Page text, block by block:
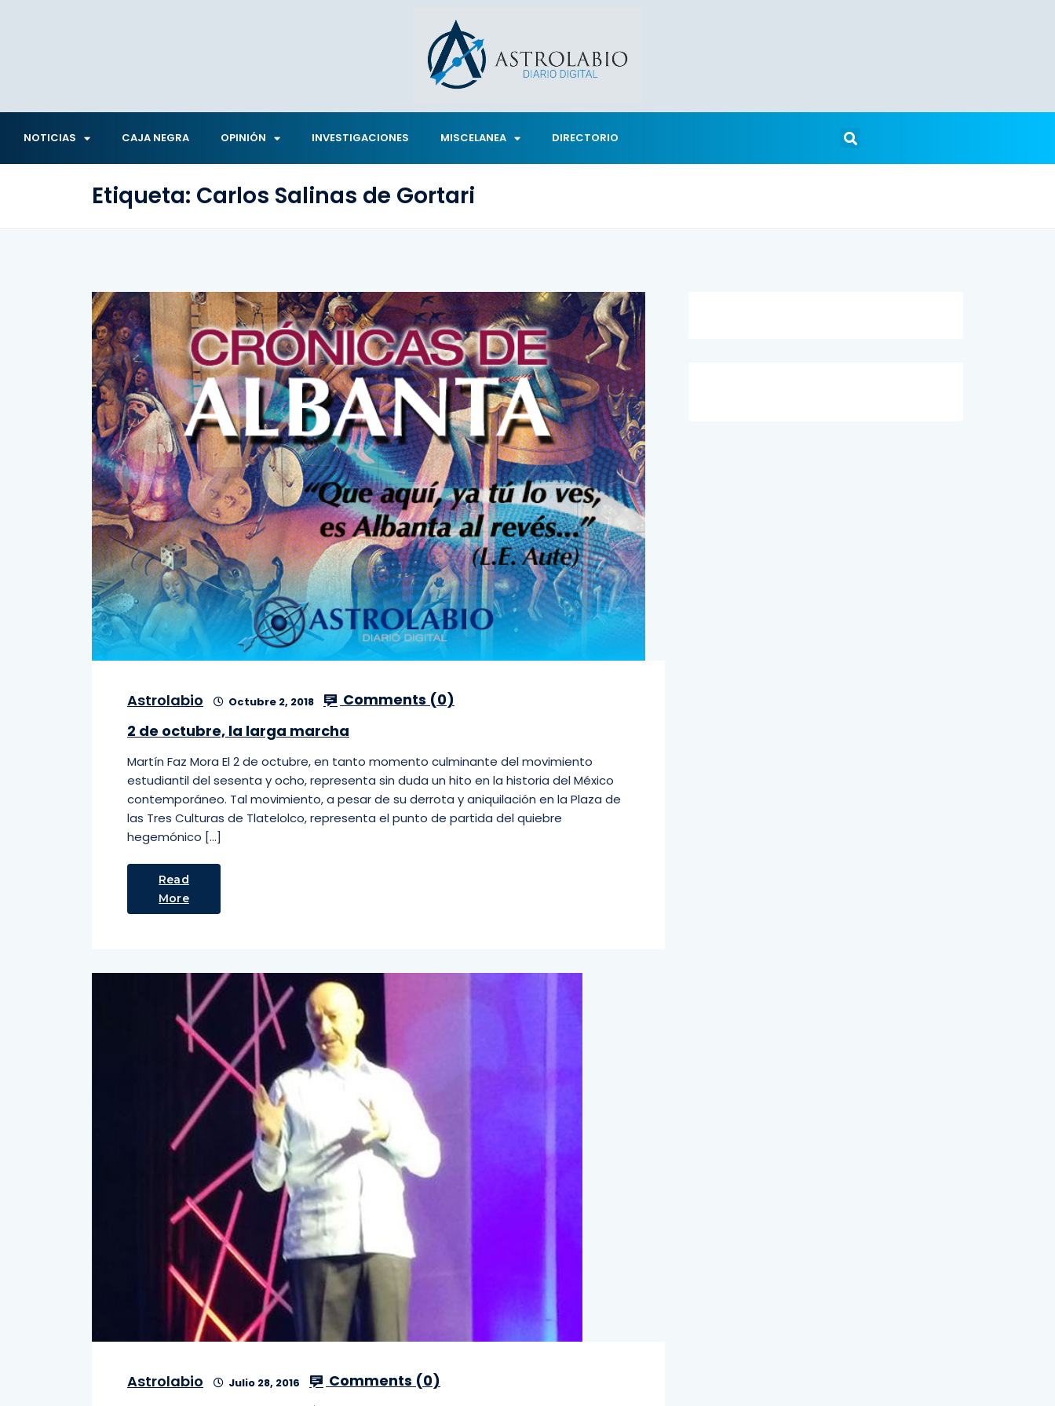
NOTICIAS CAJA NEGRA OPINIÓN INVESTIGACIONES MISCELANEA DIRECTORIO
Etiqueta: Carlos Salinas de Gortari
Astrolabio Octubre 2, 2018 Comments (0)
2 de octubre, la larga marcha
Martín Faz Mora El 2 de octubre, en tanto momento culminante del movimiento
estudiantil del sesenta y ocho, representa sin duda un hito en la historia del México
contemporáneo. Tal movimiento, a pesar de su derrota y aniquilación en la Plaza de
las Tres Culturas de Tlatelolco, representa el punto de partida del quiebre
hegemónico […]
Read
More
Astrolabio Julio 28, 2016 Comments (0)